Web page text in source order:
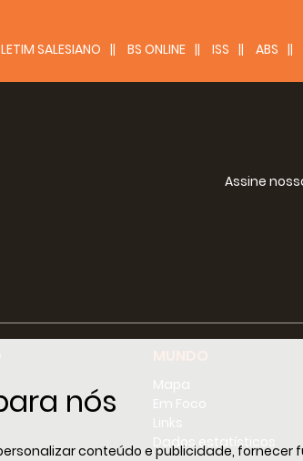
nós
conteúdo e publicidade,
SALESIANO BS ONLINE ISS ABS
Assine
Dados estatísticos